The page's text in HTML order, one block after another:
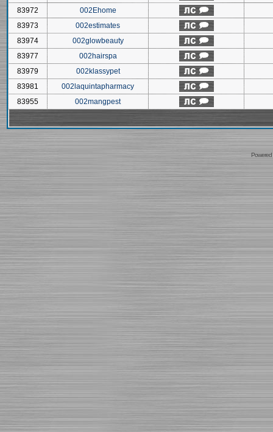
83972
002Ehome
83973
002estimates
83974
002glowbeauty
83977
002hairspa
83979
002klassypet
83981
002laquintapharmacy
83955
002mangpest